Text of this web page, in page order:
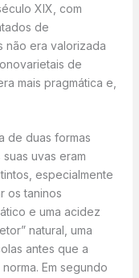
XIX, com
de
não era valorizada
de
mais pragmática e,
de duas formas
uvas eram
especialmente
os taninos
e uma acidez
natural, uma
antes que a
Em segundo